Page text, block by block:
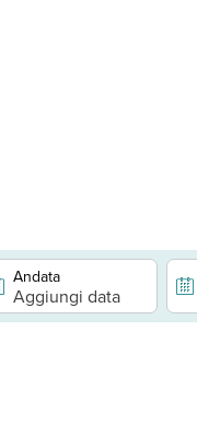
Andata
Aggiungi data